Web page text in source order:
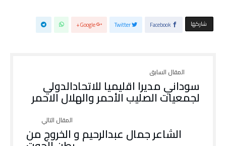
‫‫ شاركها‬ Facebook
Twitter
Google+
سوداني مديرا اقليميا للاتحادالدولي
لجمعيات الصليب الأحمر والهلال الاحمر
الشاعر جمال عبدالرحيم و الخروج من